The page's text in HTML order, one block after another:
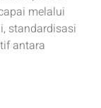
melalui
standardisasi
antara